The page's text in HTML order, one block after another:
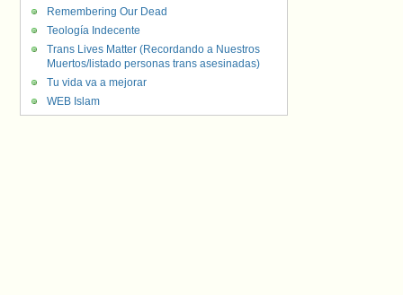
Remembering Our Dead
Teología Indecente
Trans Lives Matter (Recordando a Nuestros
Muertos/listado personas trans asesinadas)
Tu vida va a mejorar
WEB Islam